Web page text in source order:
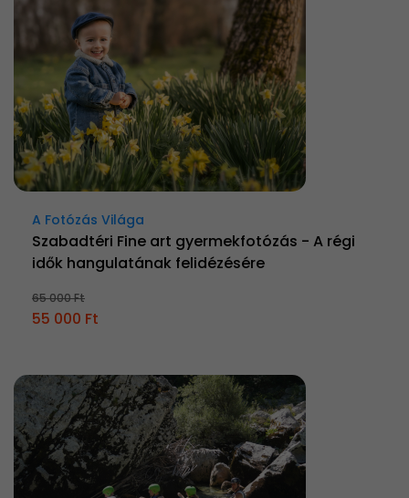
A Fotózás Világa
Szabadtéri Fine art gyermekfotózás - A régi
idők hangulatának felidézésére
65 000 Ft
55 000 Ft